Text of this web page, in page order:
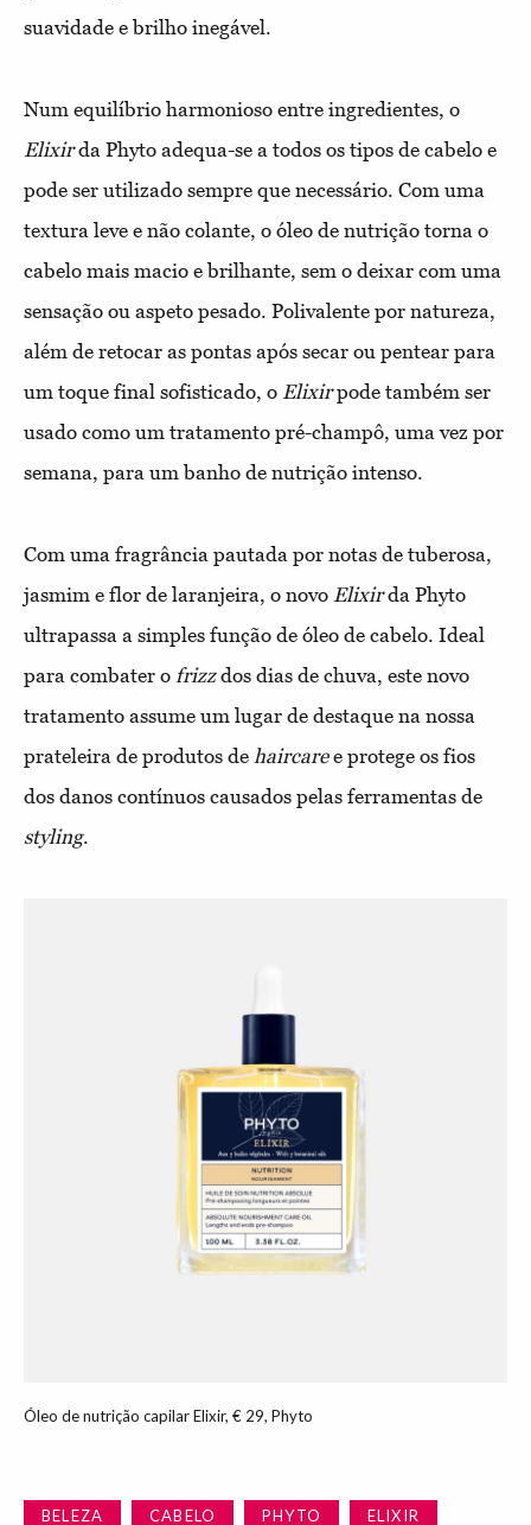
suavidade e brilho inegável.
Num equilíbrio harmonioso entre ingredientes, o
Elixirda Phyto adequa-se a todos os tipos de cabelo e
pode ser utilizado sempre que necessário. Com uma
textura leve e não colante, o óleo de nutrição torna o
cabelo mais macio e brilhante, sem o deixar com uma
sensação ou aspeto pesado. Polivalente por natureza,
além de retocar as pontas após secar ou pentear para
um toque final sofisticado, o Elixirpode também ser
usado como um tratamento pré-champô, uma vez por
semana, para um banho de nutrição intenso.
Com uma fragrância pautada por notas de tuberosa,
jasmim e flor de laranjeira, o novo Elixirda Phyto
ultrapassa a simples função de óleo de cabelo. Ideal
para combater o frizzdos dias de chuva, este novo
tratamento assume um lugar de destaque na nossa
prateleira de produtos de haircaree protege os fios
dos danos contínuos causados pelas ferramentas de
styling.
Óleo de nutrição capilar Elixir, € 29, Phyto
BELEZA CABELO PHYTO ELIXIR